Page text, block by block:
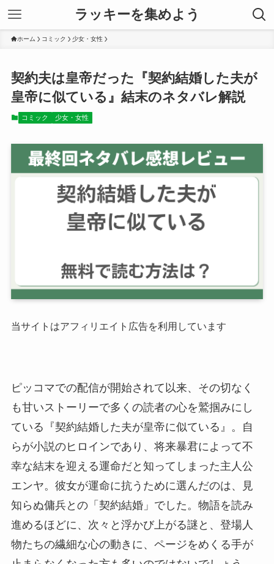
ラッキーを集めよう
ホーム コミック 少女・女性
契約夫は皇帝だった『契約結婚した夫が
皇帝に似ている』結末のネタバレ解説
コミック 少女・女性
当サイトはアフィリエイト広告を利用しています
ピッコマでの配信が開始されて以来、その切なく
も甘いストーリーで多くの読者の心を鷲掴みにし
ている『契約結婚した夫が皇帝に似ている』。自
らが小説のヒロインであり、将来暴君によって不
幸な結末を迎える運命だと知ってしまった主人公
エンヤ。彼女が運命に抗うために選んだのは、見
知らぬ傭兵との「契約結婚」でした。物語を読み
進めるほどに、次々と浮かび上がる謎と、登場人
物たちの繊細な心の動きに、ページをめくる手が